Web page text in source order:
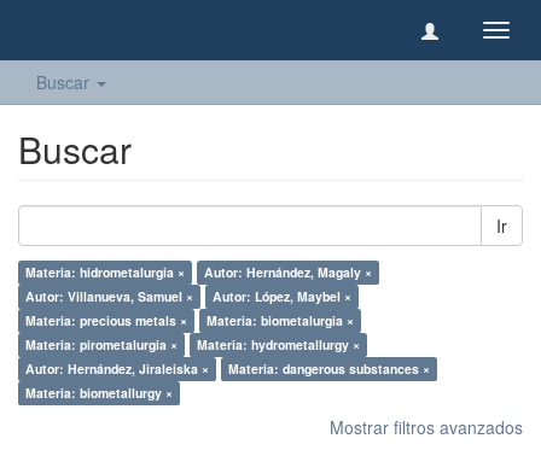
Buscar
Buscar
Ir
Materia: hidrometalurgia ×
Autor: Hernández, Magaly ×
Autor: Villanueva, Samuel ×
Autor: López, Maybel ×
Materia: precious metals ×
Materia: biometalurgia ×
Materia: pirometalurgia ×
Materia: hydrometallurgy ×
Autor: Hernández, Jiraleiska ×
Materia: dangerous substances ×
Materia: biometallurgy ×
Mostrar filtros avanzados